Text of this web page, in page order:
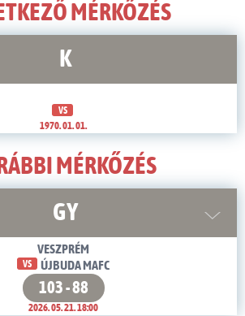
MÉRKŐZÉS
K
VS
1970. 01. 01.
MÉRKŐZÉS
GY
VESZPRÉM
VS ÚJBUDA MAFC
103 - 88
2026. 05. 21. 18:00